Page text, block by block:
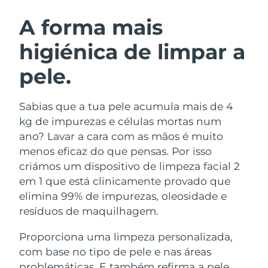
A forma mais
higiénica de limpar a
pele.
Sabias que a tua pele acumula mais de 4
kg de impurezas e células mortas num
ano? Lavar a cara com as mãos é muito
menos eficaz do que pensas. Por isso
criámos um dispositivo de limpeza facial 2
em 1 que está clinicamente provado que
elimina 99% de impurezas, oleosidade e
resíduos de maquilhagem.
Proporciona uma limpeza personalizada,
com base no tipo de pele e nas áreas
Limpeza facial
Anti-aging massage
LUNA™ 4 Plus
Massage, LED heating
LUNA™ 4 Men
Microcurrent toning
BEAR™ 2 go
Microcurrent toning on-the-go
BEAR™ 2 eyes & lips
Hidratação
UFO™ 3 kit
Deep facial hydration
UFO™ 3 LED
Near-infrared and red light therapy
device
Cuidado oral
issa™ 4
Hybrid silicone sonic toothbrush
Smart hybrid silicone sonic toothbrush
TRATAMENTO ANTIENVELHECIMENTO
FAQ™
Antienvelhecimento Tratamentos LED
Áustria
Barein Entrega prevista8/10/26
Bélgica
Bermudas Entrega prevista8/15/26
Bósnia e
Herzegovina
Entrega prevista8/12/26
Brunei Entrega prevista8/14/26
Bulgária Entrega prevista8/9/26
Chile Entrega prevista